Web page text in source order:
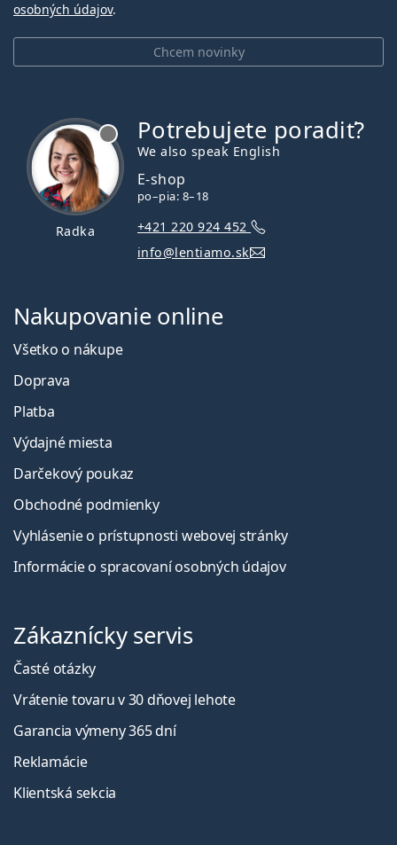
Chcem novinky
osobných údajov.
Radka
Potrebujete poradiť?
We also speak English
E-shop
po–pia: 8–18
+421 220 924 452
info@lentiamo.sk
Nakupovanie online
Všetko o nákupe
Doprava
Platba
Výdajné miesta
Darčekový poukaz
Obchodné podmienky
Vyhlásenie o prístupnosti webovej stránky
Informácie o spracovaní osobných údajov
Zákaznícky servis
Časté otázky
Vrátenie tovaru v 30 dňovej lehote
Garancia výmeny 365 dní
Reklamácie
Klientská sekcia